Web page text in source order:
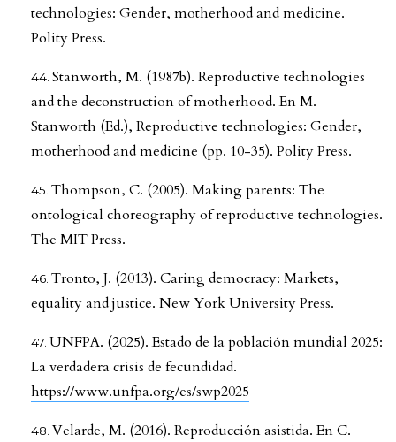
technologies: Gender, motherhood and medicine.
Polity Press.
Stanworth, M. (1987b). Reproductive technologies
and the deconstruction of motherhood. En M.
Stanworth (Ed.), Reproductive technologies: Gender,
motherhood and medicine (pp. 10-35). Polity Press.
Thompson, C. (2005). Making parents: The
ontological choreography of reproductive technologies.
The MIT Press.
Tronto, J. (2013). Caring democracy: Markets,
equality and justice. New York University Press.
UNFPA. (2025). Estado de la población mundial 2025:
La verdadera crisis de fecundidad.
https://www.unfpa.org/es/swp2025
Velarde, M. (2016). Reproducción asistida. En C.